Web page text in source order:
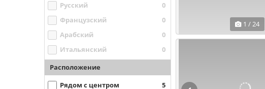
Русский
0
Французский
0
Арабский
0
Итальянский
0
Расположение
Рядом с центром
5
1 / 24